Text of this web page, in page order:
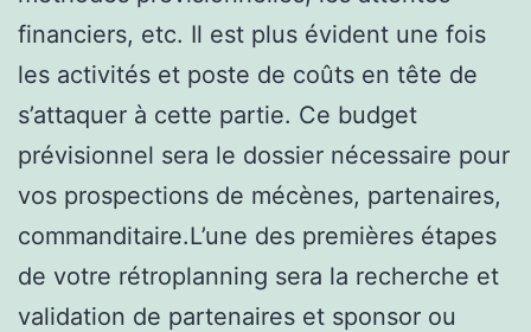
financiers, etc. Il est plus évident une fois
les activités et poste de coûts en tête de
s’attaquer à cette partie. Ce budget
prévisionnel sera le dossier nécessaire pour
vos prospections de mécènes, partenaires,
commanditaire.L’une des premières étapes
de votre rétroplanning sera la recherche et
validation de partenaires et sponsor ou